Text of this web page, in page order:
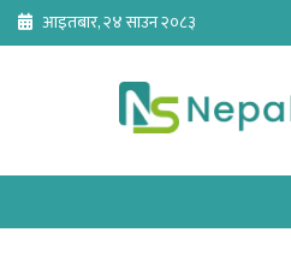
Skip
content
आइतबार, २४ साउन २०८३